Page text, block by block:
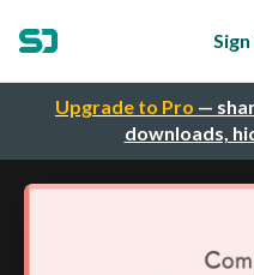
Upgrade to Pro —
downloads,
Sign